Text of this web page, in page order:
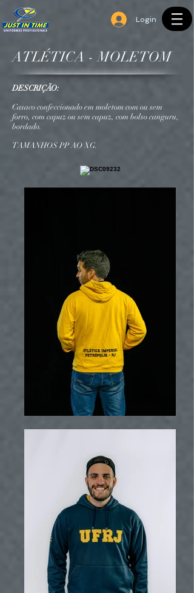
Login
ATLÉTICA - MOLETOM
DESCRIÇÃO:
Casaco confeccionado em moletom com ou sem
forro, com capuz ou sem capuz, com bolso canguru,
bordado.
TAMANHOS PP AO XG.